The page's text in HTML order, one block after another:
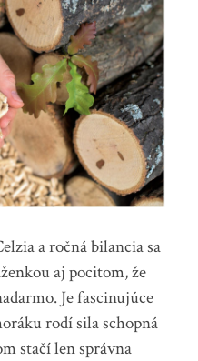
a ročná bilancia sa
aj pocitom, že
Je fascinujúce
rodí sila schopná
stačí len správna